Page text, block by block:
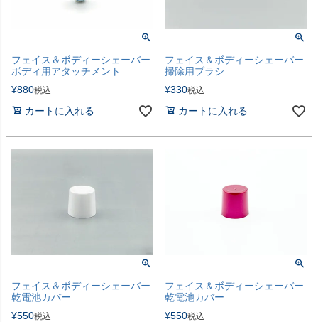
フェイス＆ボディーシェーバー
ボディ用アタッチメント
¥880税込
カートに入れる
フェイス＆ボディーシェーバー
掃除用ブラシ
¥330税込
カートに入れる
フェイス＆ボディーシェーバー
乾電池カバー
¥550税込
フェイス＆ボディーシェーバー
乾電池カバー
¥550税込